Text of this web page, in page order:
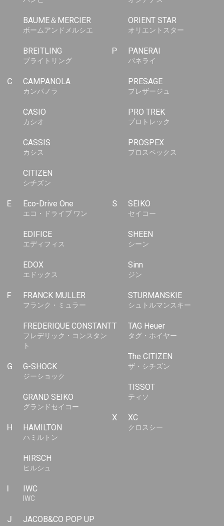
BAUME＆MERCIER
ボームアンドメルシエ
BREITLING
ブライトリング
C CAMPANOLA
カンパノラ
CASIO
カシオ
CASSIS
カシス
CITIZEN
シチズン
E Eco-Drive One
エコ・ドライブ ワン
EDIFICE
エディフィス
EDOX
エドックス
F FRANCK MULLER
フランク・ミュラー
FREDERIQUE CONSTANT
フレデリック・コンスタン
ト
G G-SHOCK
ジーショック
GRAND SEIKO
グランドセイコー
H HAMILTON
ハミルトン
HIRSCH
ヒルシュ
IWC
IWC
J
JACOB&CO POP UP
ORIENT STAR
オリエントスター
P PANERAI
パネライ
PRESAGE
プレザージュ
PRO TREK
プロトレック
PROSPEX
プロスペックス
S SEIKO
セイコー
SHEEN
シーン
Sinn
ジン
STURMANSKIE
シュトルマンスキー
T TAG Heuer
タグ・ホイヤー
The CITIZEN
ザ・シチズン
TISSOT
ティソ
X XC
クロスシー